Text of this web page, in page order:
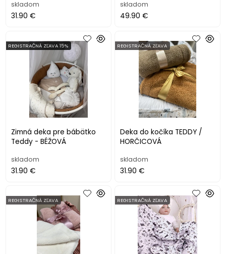
skladom
31.90 €
skladom
49.90 €
Zimná deka pre bábätko
Teddy - BÉŽOVÁ
REGISTRAČNÁ ZĽAVA 15%
skladom
31.90 €
Deka do kočíka TEDDY /
HORČICOVÁ
REGISTRAČNÁ ZĽAVA
skladom
31.90 €
REGISTRAČNÁ ZĽAVA REGISTRAČNÁ ZĽAVA